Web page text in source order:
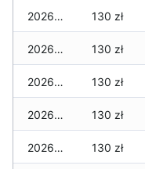
2026-05-23 130 zł
2026-05-22 130 zł
2026-05-21 130 zł
2026-05-20 130 zł
2026-05-19 130 zł